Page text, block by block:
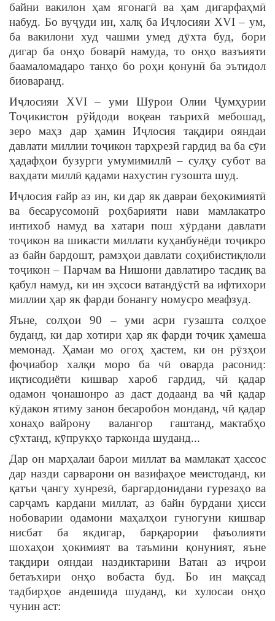
байни вакилон ҳам ягонагӣ ва ҳам дигарфаҳмӣ
набуд. Бо вуҷуди ин, халқ ба Иҷлосияи XVI – ум,
ба вакилони худ чашми умед дӯхта буд, бори
дигар ба онҳо боварӣ намуда, то онҳо вазъияти
баамаломадаро танҳо бо роҳи қонунӣ ба эътидол
биоваранд.
Иҷлосияи XVI – уми Шӯрои Олии Ҷумҳурии
Тоҷикистон рӯйдоди воқеан таърихӣ мебошад,
зеро маҳз дар ҳамин Иҷлосия тақдири ояндаи
давлати миллии тоҷикон тарҳрезӣ гардид ва ба сӯи
ҳадафҳои бузурги умумимиллӣ – сулҳу субот ва
ваҳдати миллӣ қадами нахустин гузошта шуд.
Иҷлосия ғайр аз ин, ки дар як давраи беҳокимиятӣ
ва бесарусомонӣ роҳбарияти нави мамлакатро
интихоб намуд ва хатари пош хӯрдани давлати
тоҷикон ва шикасти миллати куҳанбунёди тоҷикро
аз байн бардошт, рамзҳои давлати соҳибистиқлоли
тоҷикон – Парчам ва Нишони давлатиро тасдиқ ва
қабул намуд, ки ин эҳсоси ватандӯстӣ ва ифтихори
миллии ҳар як фарди бонангу номусро меафзуд.
Яъне, солҳои 90 – уми асри гузашта солҳое
буданд, ки дар хотири ҳар як фарди тоҷик ҳамеша
мемонад. Ҳамаи мо огоҳ ҳастем, ки он рӯзҳои
фоҷиабор халқи моро ба чӣ оварда расонид:
иқтисодиёти кишвар хароб гардид, чӣ қадар
одамон ҷонашонро аз даст додаанд ва чӣ қадар
кӯдакон ятиму занон бесаробон монданд, чӣ қадар
хонаҳо вайрону валангор гаштанд, мактабҳо
сӯхтанд, кӯпрукҳо тарконда шуданд...
Дар он марҳалаи барои миллат ва мамлакат ҳассос
дар назди сарварони он вазифаҳое меистоданд, ки
қатъи ҷангу хунрезӣ, баргардонидани гурезаҳо ва
сарҷамъ кардани миллат, аз байн бурдани ҳисси
нобоварии одамони маҳалҳои гуногуни кишвар
нисбат ба якдигар, барқарории фаъолияти
шохаҳои ҳокимият ва таъмини қонуният, яъне
тақдири ояндаи наздиктарини Ватан аз иҷрои
бетаъхири онҳо вобаста буд. Бо ин мақсад
тадбирҳое андешида шуданд, ки хулосаи онҳо
чунин аст: